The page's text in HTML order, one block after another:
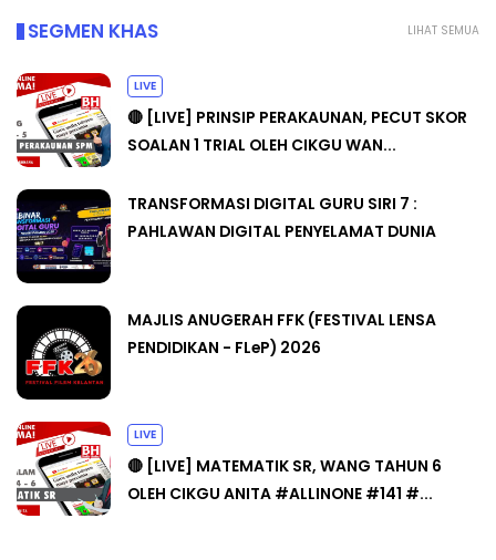
LIHAT SEMUA
SEGMEN KHAS
LIVE
🔴 [LIVE] PRINSIP PERAKAUNAN, PECUT SKOR
SOALAN 1 TRIAL OLEH CIKGU WAN...
TRANSFORMASI DIGITAL GURU SIRI 7 :
PAHLAWAN DIGITAL PENYELAMAT DUNIA
MAJLIS ANUGERAH FFK (FESTIVAL LENSA
PENDIDIKAN - FLeP) 2026
LIVE
🔴 [LIVE] MATEMATIK SR, WANG TAHUN 6
OLEH CIKGU ANITA #ALLINONE #141 #...